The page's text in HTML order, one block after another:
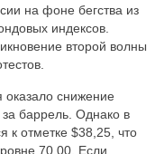
на фоне бегства из
индексов.
второй волны
оказало снижение
баррель. Однако в
к отметке $38,25, что
70,00. Если